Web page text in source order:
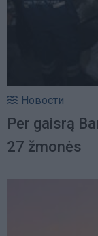
Новости
Per gaisrą
27 žmonės